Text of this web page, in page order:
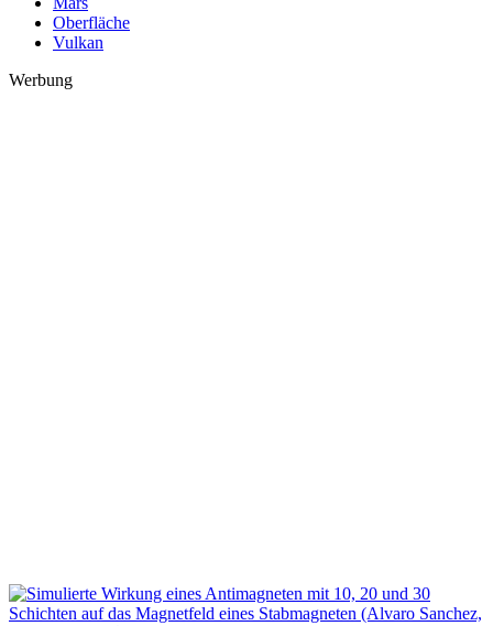
Oberfläche
Vulkan
Werbung